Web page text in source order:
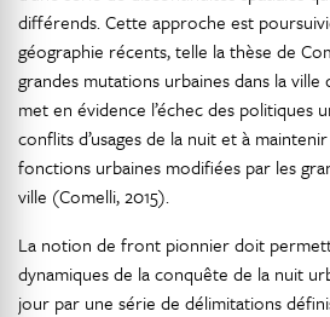
différends. Cette approche est
géographie récents, telle la thèse de
grandes mutations urbaines dans la ville
met en évidence l’échec des politiques
conflits d’usages de la nuit et à
fonctions urbaines modifiées par les
ville (Comelli, 2015).
La notion de front pionnier doit
dynamiques de la conquête de la nuit
jour par une série de délimitations